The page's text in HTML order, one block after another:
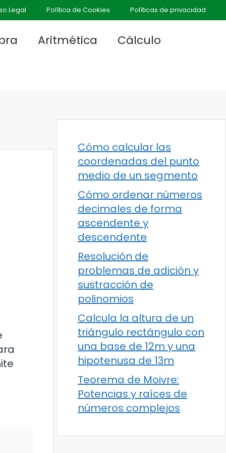
Legal Política de Cookies Políticas de privacidad
Aritmética Cálculo
Cómo calcular las
coordenadas del punto
medio de un segmento
Cómo ordenar números
decimales de forma
ascendente y
descendente
Resolución de
problemas de adición y
sustracción de
polinomios
Calcula la altura de un
triángulo rectángulo con
una base de 12m y una
hipotenusa de 13m
Teorema de Moivre:
Potencias y raíces de
números complejos